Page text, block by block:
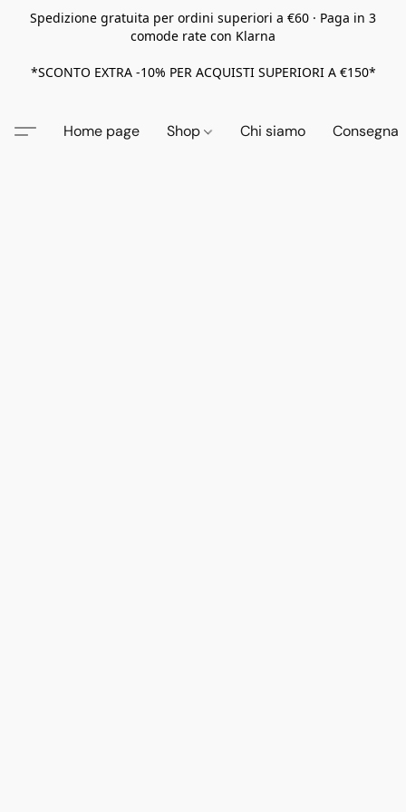
Spedizione gratuita per ordini superiori a €60 · Paga in 3
comode rate con Klarna
*SCONTO EXTRA -10% PER ACQUISTI SUPERIORI A €150*
Home page Shop Chi siamo Consegna